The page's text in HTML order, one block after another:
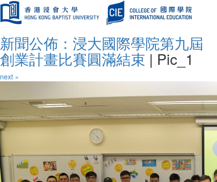
新聞公佈：浸大國際學院第九屆
創業計畫比賽圓滿結束 | Pic_1
next »